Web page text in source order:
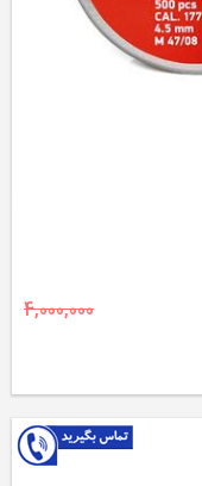
4,000,000